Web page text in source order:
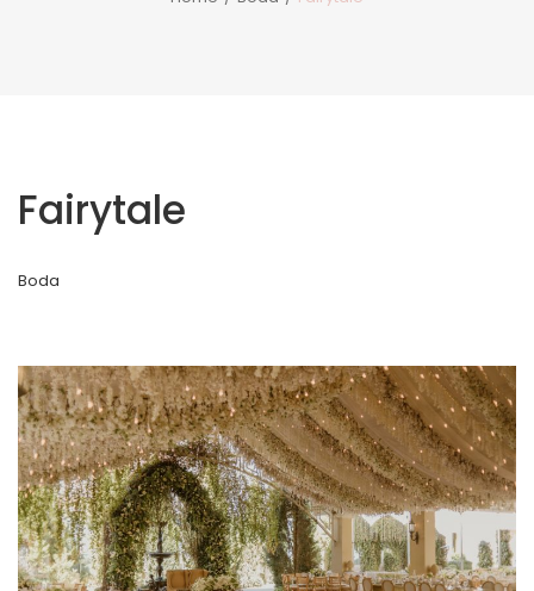
Fairytale
Boda